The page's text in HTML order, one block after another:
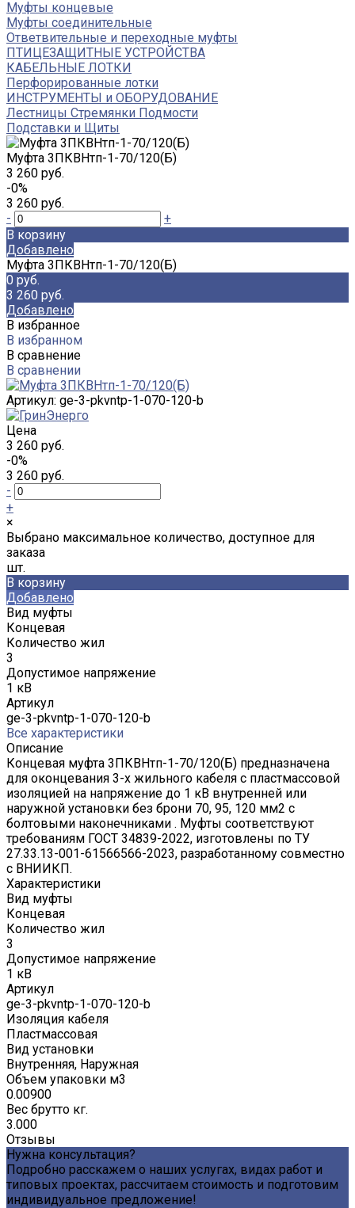
Муфты концевые
Муфты соединительные
Ответвительные и переходные муфты
ПТИЦЕЗАЩИТНЫЕ УСТРОЙСТВА
КАБЕЛЬНЫЕ ЛОТКИ
Перфорированные лотки
ИНСТРУМЕНТЫ и ОБОРУДОВАНИЕ
Лестницы Стремянки Подмости
Подставки и Щиты
Муфта 3ПКВНтп-1-70/120(Б)
3 260 руб.
-0%
3 260 руб.
-
+
В корзину
Добавлено
Муфта 3ПКВНтп-1-70/120(Б)
0 руб.
3 260 руб.
Добавлено
В избранное
В избранном
В сравнение
В сравнении
Артикул: ge-3-pkvntp-1-070-120-b
Цена
3 260 руб.
-0%
3 260 руб.
-
+
×
Выбрано максимальное количество, доступное для
заказа
шт.
В корзину
Добавлено
Вид муфты
Концевая
Количество жил
3
Допустимое напряжение
1 кВ
Артикул
ge-3-pkvntp-1-070-120-b
Все характеристики
Описание
Концевая муфта 3ПКВНтп-1-70/120(Б) предназначена
для оконцевания 3-х жильного кабеля с пластмассовой
изоляцией на напряжение до 1 кВ внутренней или
наружной установки без брони 70, 95, 120 мм2 с
болтовыми наконечниками . Муфты соответствуют
требованиям ГОСТ 34839-2022, изготовлены по ТУ
27.33.13-001-61566566-2023, разработанному совместно
с ВНИИКП.
Характеристики
Вид муфты
Концевая
Количество жил
3
Допустимое напряжение
1 кВ
Артикул
ge-3-pkvntp-1-070-120-b
Изоляция кабеля
Пластмассовая
Вид установки
Внутренняя, Наружная
Объем упаковки м3
0.00900
Вес брутто кг.
3.000
Отзывы
Нужна консультация?
Подробно расскажем о наших услугах, видах работ и
типовых проектах, рассчитаем стоимость и подготовим
индивидуальное предложение!